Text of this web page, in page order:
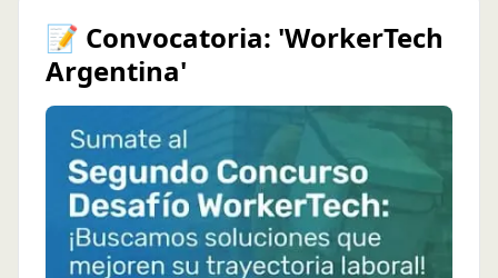
📝 Convocatoria: 'WorkerTech
Argentina'